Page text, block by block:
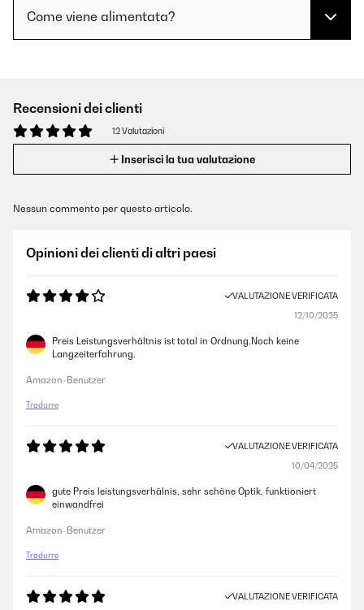
Come viene alimentata?
Recensioni dei clienti
12 Valutazioni
Inserisci la tua valutazione
Nessun commento per questo articolo.
Opinioni dei clienti di altri paesi
VALUTAZIONE VERIFICATA
12/10/2025
Preis Leistungsverhältnis ist total in Ordnung.Noch keine
Langzeiterfahrung.
Amazon-Benutzer
Tradurre
VALUTAZIONE VERIFICATA
10/04/2025
gute Preis leistungsverhälnis, sehr schöne Optik, funktioniert
einwandfrei
Amazon-Benutzer
Tradurre
VALUTAZIONE VERIFICATA